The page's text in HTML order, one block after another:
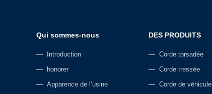
Qui sommes-nous
Introduction
honorer
Apparence de l’usine
DES PRODUITS
Corde torsadée
Corde tressée
Corde de véhicule